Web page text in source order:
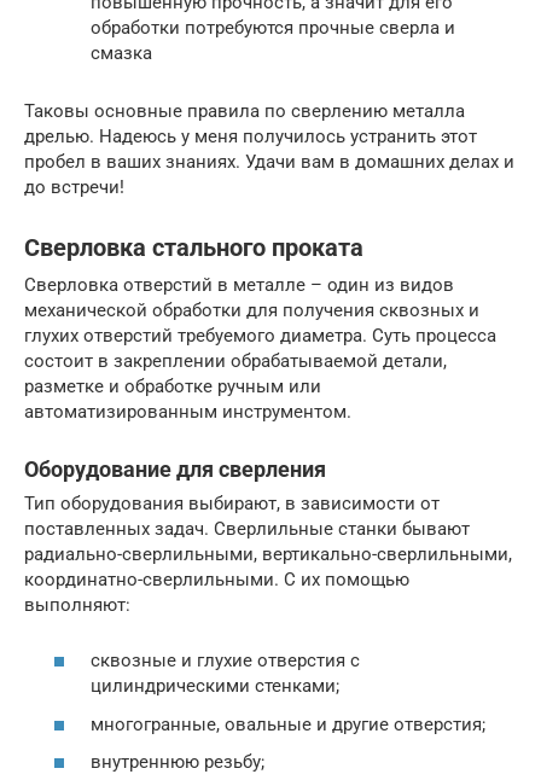
обработки потребуются прочные сверла и
смазка
Таковы основные правила по сверлению металла
дрелью. Надеюсь у меня получилось устранить этот
пробел в ваших знаниях. Удачи вам в домашних делах и
до встречи!
Сверловка стального проката
Сверловка отверстий в металле – один из видов
механической обработки для получения сквозных и
глухих отверстий требуемого диаметра. Суть процесса
состоит в закреплении обрабатываемой детали,
разметке и обработке ручным или
автоматизированным инструментом.
Оборудование для сверления
Тип оборудования выбирают, в зависимости от
поставленных задач. Сверлильные станки бывают
радиально-сверлильными, вертикально-сверлильными,
координатно-сверлильными. С их помощью
выполняют:
сквозные и глухие отверстия с
цилиндрическими стенками;
многогранные, овальные и другие отверстия;
внутреннюю резьбу;